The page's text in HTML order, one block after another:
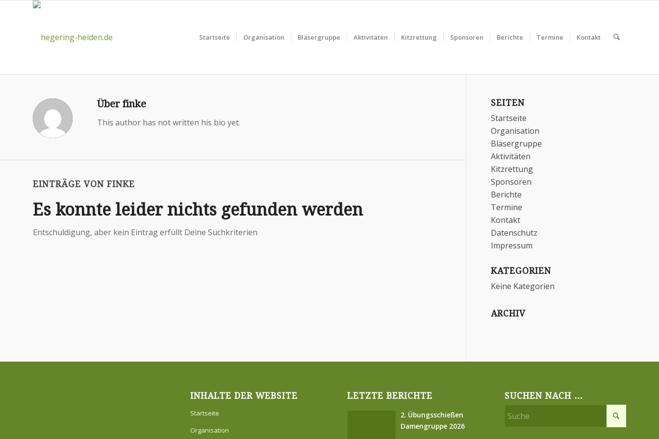
Startseite Organisation Bläsergruppe Aktivitäten Kitzrettung Sponsoren Berichte Termine Kontakt
Über finke
This author has not written his bio yet.
EINTRÄGE VON FINKE
Es konnte leider nichts gefunden werden
Entschuldigung, aber kein Eintrag erfüllt Deine Suchkriterien
SEITEN
Startseite
Organisation
Bläsergruppe
Aktivitäten
Kitzrettung
Sponsoren
Berichte
Termine
Kontakt
Datenschutz
Impressum
KATEGORIEN
Keine Kategorien
ARCHIV
INHALTE DER WEBSITE
Startseite
Organisation
LETZTE BERICHTE
2. Übungsschießen
Damengruppe 2026
SUCHEN NACH …